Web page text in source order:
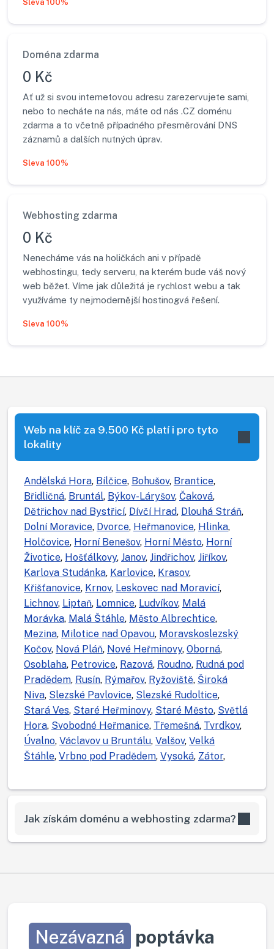
Sleva 100%
Doména zdarma
0 Kč
Ať už si svou internetovou adresu zarezervujete sami,
nebo to necháte na nás, máte od nás .CZ doménu
zdarma a to včetně případného přesměrování DNS
záznamů a dalších nutných úprav.
Sleva 100%
Webhosting zdarma
0 Kč
Nenecháme vás na holičkách ani v případě
webhostingu, tedy serveru, na kterém bude váš nový
web běžet. Víme jak důležitá je rychlost webu a tak
využíváme ty nejmodernější hostinogvá řešení.
Sleva 100%
Web na klíč za 9.500 Kč platí i pro tyto
lokality
Andělská Hora, Bílčice, Bohušov, Brantice,
Břidličná, Bruntál, Býkov-Láryšov, Čaková,
Dětřichov nad Bystřicí, Dívčí Hrad, Dlouhá Stráň,
Dolní Moravice, Dvorce, Heřmanovice, Hlinka,
Holčovice, Horní Benešov, Horní Město, Horní
Životice, Hošťálkovy, Janov, Jindřichov, Jiříkov,
Karlova Studánka, Karlovice, Krasov,
Křišťanovice, Krnov, Leskovec nad Moravicí,
Lichnov, Liptaň, Lomnice, Ludvíkov, Malá
Morávka, Malá Štáhle, Město Albrechtice,
Mezina, Milotice nad Opavou, Moravskoslezský
Kočov, Nová Pláň, Nové Heřminovy, Oborná,
Osoblaha, Petrovice, Razová, Roudno, Rudná pod
Pradědem, Rusín, Rýmařov, Ryžoviště, Široká
Niva, Slezské Pavlovice, Slezské Rudoltice,
Stará Ves, Staré Heřminovy, Staré Město, Světlá
Hora, Svobodné Heřmanice, Třemešná, Tvrdkov,
Úvalno, Václavov u Bruntálu, Valšov, Velká
Štáhle, Vrbno pod Pradědem, Vysoká, Zátor,
Jak získám doménu a webhosting zdarma?
Nezávazná poptávka